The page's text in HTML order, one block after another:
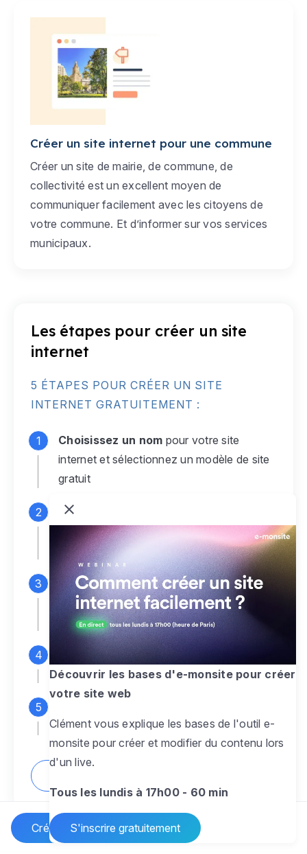
Créer un site Internet
Créer un site internet pour une commune
Créer un site de mairie, de commune, de
collectivité est un excellent moyen de
communiquer facilement avec les citoyens de
votre commune. Et d’informer sur vos services
municipaux.
Les étapes pour créer un site
internet
5 ÉTAPES POUR CRÉER UN SITE
INTERNET GRATUITEMENT :
Choisissez un nom pour votre site
internet et sélectionnez un modèle de site
gratuit
Connectez-vous
monsite gratuit pour accéder à votre
espace d'administration
Personnalisez entièrement le
designpour créer un site web sur-mesure,
à votre image
Ajoutez des pagessans limite pour
présenter votre activité, votre passion
pour rendre votre site dynamique
Découvrir les bases d'e-monsite pour créer
votre site web
Clément vous explique les bases de l'outil e-
monsite pour créer et modifier du contenu lors
d'un live.
Tous les lundis à 17h00 - 60 min
S'inscrire gratuitement